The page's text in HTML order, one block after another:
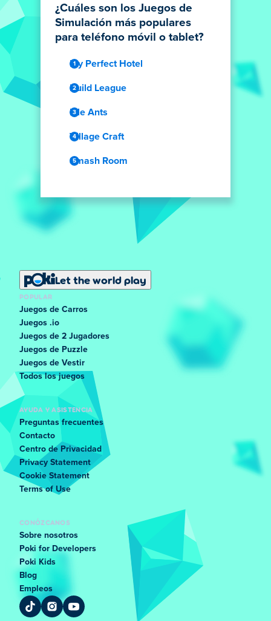
¿Cuáles son los Juegos de
Simulación más populares
para teléfono móvil o tablet?
My Perfect Hotel
Build League
Idle Ants
Village Craft
Smash Room
Let the world play
POPULAR
Juegos de Carros
Juegos .io
Juegos de 2 Jugadores
Juegos de Puzzle
Juegos de Vestir
Todos los juegos
AYUDA Y ASISTENCIA
Preguntas frecuentes
Contacto
Centro de Privacidad
Privacy Statement
Cookie Statement
Terms of Use
CONÓZCANOS
Sobre nosotros
Poki for Developers
Poki Kids
Blog
Empleos